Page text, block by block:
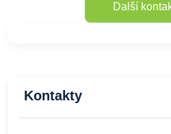
Další
Kontakty